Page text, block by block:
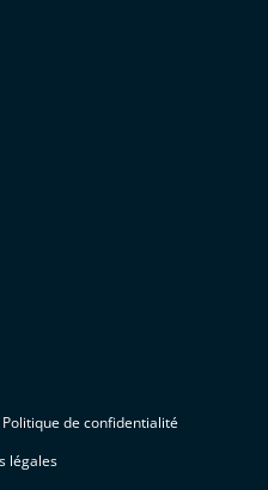
Politique de confidentialité
légales